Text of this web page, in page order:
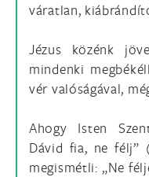
váratlan,
Jézus közénk
mindenki
vér valóságával,
Ahogy Isten
Dávid fia, ne félj”
megismétli: „Ne